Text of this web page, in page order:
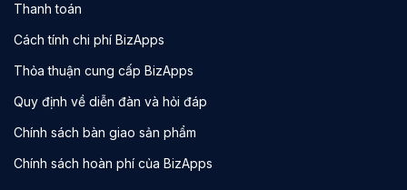
Thanh toán
Cách tính chi phí BizApps
Thỏa thuận cung cấp BizApps
Quy định về diễn đàn và hỏi đáp
Chính sách bàn giao sản phẩm
Chính sách hoàn phí của BizApps